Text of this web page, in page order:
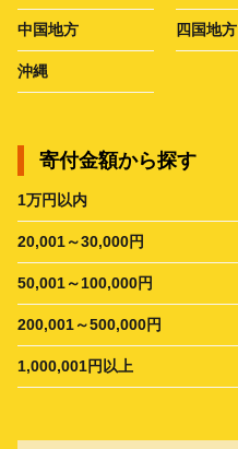
中国地方 四国地方
沖縄
寄付金額から探す
1万円以内
20,001～30,000円
50,001～100,000円
200,001～500,000円
1,000,001円以上